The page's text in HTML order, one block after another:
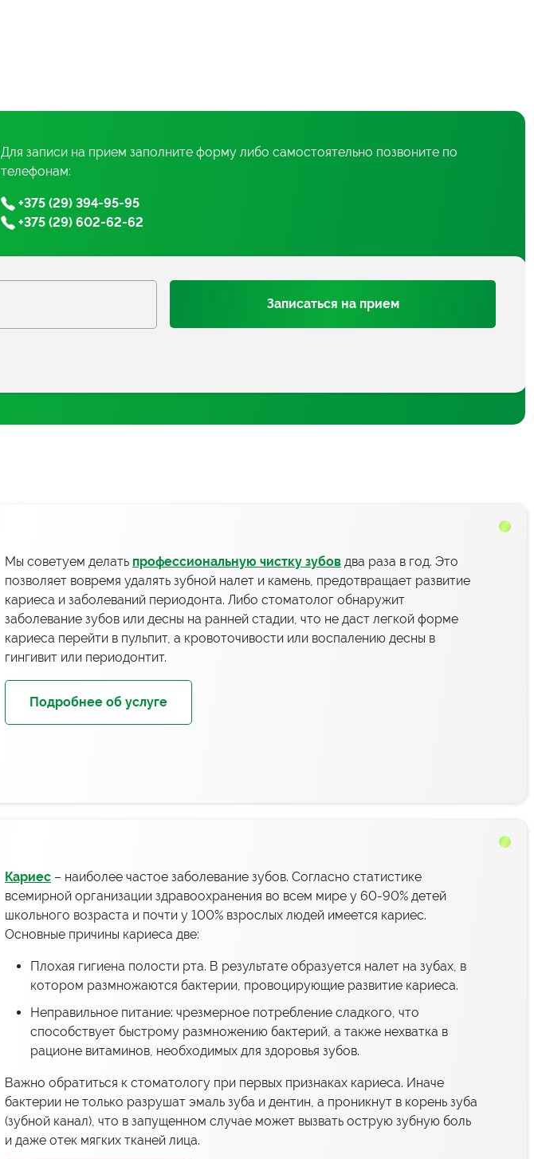
Для записи на прием заполните форму либо самостоятельно позвоните по
телефонам:
+375 (29) 394-95-95
+375 (29) 602-62-62
Записаться на прием
Мы советуем делать профессиональную чистку зубов два раза в год. Это
позволяет вовремя удалять зубной налет и камень, предотвращает развитие
кариеса и заболеваний периодонта. Либо стоматолог обнаружит
заболевание зубов или десны на ранней стадии, что не даст легкой форме
кариеса перейти в пульпит, а кровоточивости или воспалению десны в
гингивит или периодонтит.
Подробнее об услуге
Кариес – наиболее частое заболевание зубов. Согласно статистике
всемирной организации здравоохранения во всем мире у 60-90% детей
школьного возраста и почти у 100% взрослых людей имеется кариес.
Основные причины кариеса две:
Плохая гигиена полости рта. В результате образуется налет на зубах, в
котором размножаются бактерии, провоцирующие развитие кариеса.
Неправильное питание: чрезмерное потребление сладкого, что
способствует быстрому размножению бактерий, а также нехватка в
рационе витаминов, необходимых для здоровья зубов.
Важно обратиться к стоматологу при первых признаках кариеса. Иначе
бактерии не только разрушат эмаль зуба и дентин, а проникнут в корень зуба
(зубной канал), что в запущенном случае может вызвать острую зубную боль
и даже отек мягких тканей лица.